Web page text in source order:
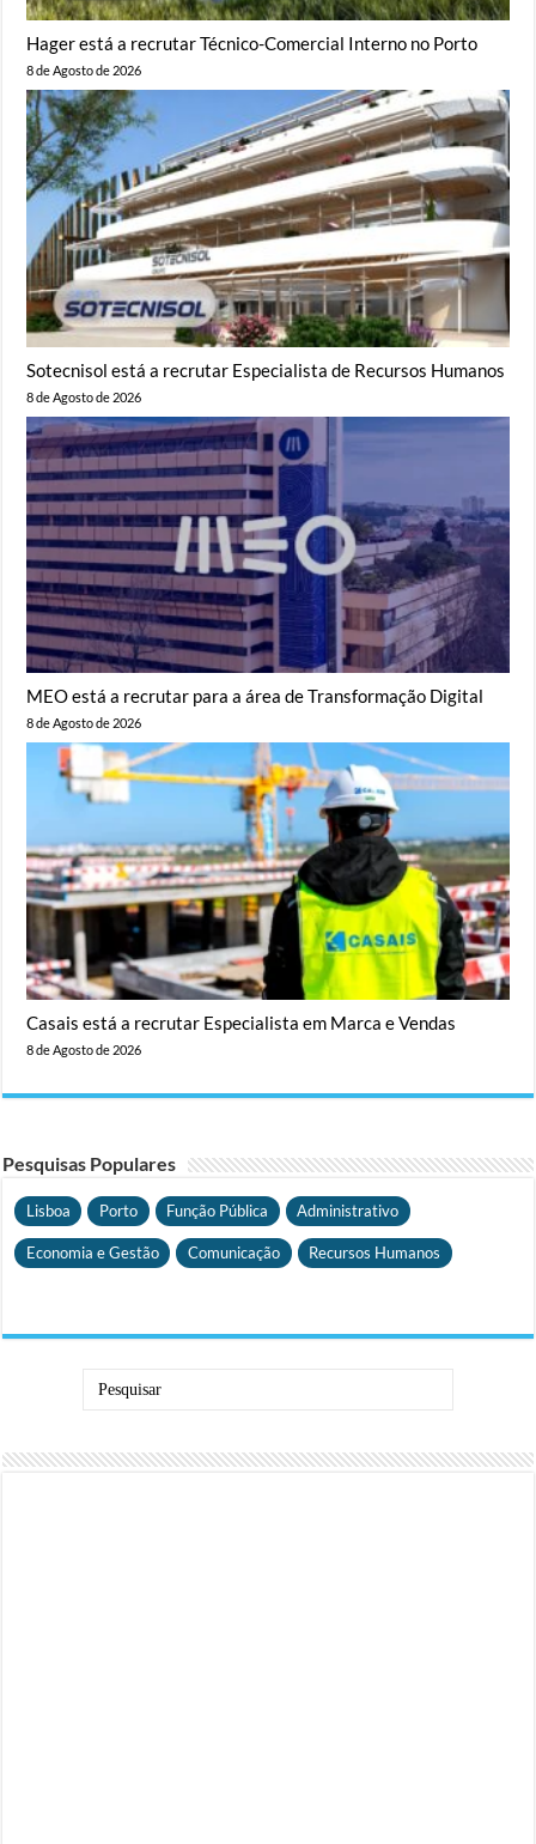
Hager está a recrutar Técnico-Comercial Interno no Porto
8 de Agosto de 2026
Sotecnisol está a recrutar Especialista de Recursos Humanos
8 de Agosto de 2026
MEO está a recrutar para a área de Transformação Digital
8 de Agosto de 2026
Casais está a recrutar Especialista em Marca e Vendas
8 de Agosto de 2026
Pesquisas Populares
Lisboa Porto Função Pública Administrativo
Economia e Gestão Comunicação Recursos Humanos